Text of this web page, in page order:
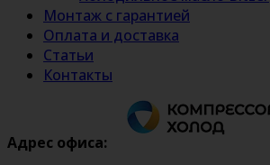
Монтаж с гарантией
Оплата и доставка
Статьи
Контакты
Адрес офиса: